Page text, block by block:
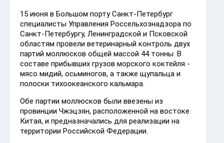
15 июня в Большом порту Санкт-Петербург
специалисты Управления Россельхознадзора по
Санкт-Петербургу, Ленинградской и Псковской
областям провели ветеринарный контроль двух
партий моллюсков общей массой 44 тонны. В
составе прибывших грузов морского коктейля -
мясо мидий, осьминогов, а также щупальца и
полоски тихоокеанского кальмара.
Обе партии моллюсков были ввезены из
провинции Чжэцзян, расположенной на востоке
Китая, и предназначались для реализации на
территории Российской Федерации.